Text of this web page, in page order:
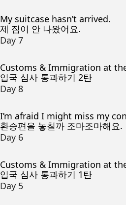
My suitcase hasn’t arrived.
제 짐이 안 나왔어요.
Day 7
Customs & Immigration at
입국 심사 통과하기 2탄
Day 8
I’m afraid I might miss my
환승편을 놓칠까 조마조마해요.
Day 6
Customs & Immigration at
입국 심사 통과하기 1탄
Day 5